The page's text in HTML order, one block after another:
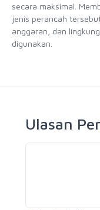
secara maksimal.
jenis perancah
anggaran, dan
digunakan.
Ulasan